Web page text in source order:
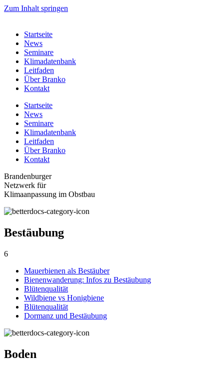
Zum Inhalt springen
Startseite
News
Seminare
Klimadatenbank
Leitfaden
Über Branko
Kontakt
Startseite
News
Seminare
Klimadatenbank
Leitfaden
Über Branko
Kontakt
Brandenburger
Netzwerk für
Klimaanpassung im Obstbau
Bestäubung
6
Mauerbienen als Bestäuber
Bienenwanderung: Infos zu Bestäubung
Blütenqualität
Wildbiene vs Honigbiene
Blütenqualität
Dormanz und Bestäubung
Boden